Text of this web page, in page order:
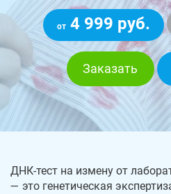
от4 999 руб.
Заказать
ДНК-тест на измену от
— это генетическая